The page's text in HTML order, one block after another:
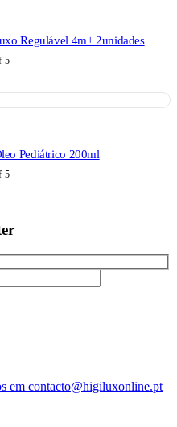
Regulável 4m+ 2unidades
5
Pediátrico 200ml
5
em contacto@higiluxonline.pt